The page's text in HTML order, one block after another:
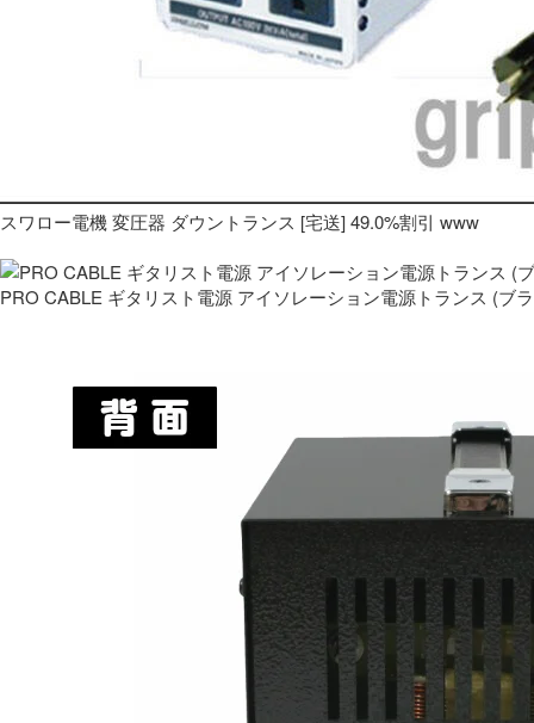
スワロー電機 変圧器 ダウントランス [宅送] 49.0%割引 www
PRO CABLE ギタリスト電源 アイソレーション電源トランス (ブ